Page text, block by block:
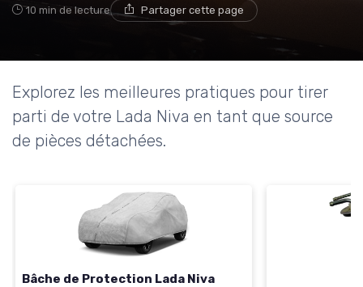
10 min de lecture Partager cette page
Explorez les meilleures pratiques pour tirer
parti de votre Lada Niva en tant que source
de pièces détachées.
Bâche de Protection Lada Niva